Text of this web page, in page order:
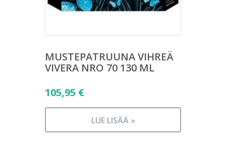
MUSTEPATRUUNA VIHREÄ
VIVERA NRO 70 130 ML
105,95 €
LUE LISÄÄ »